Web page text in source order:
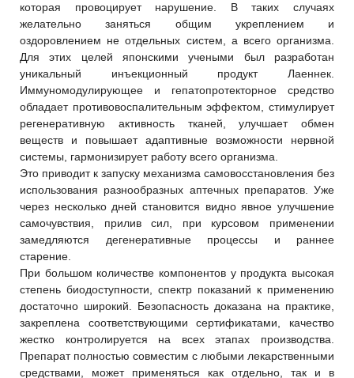
которая провоцирует нарушение. В таких случаях
желательно заняться общим укреплением и
оздоровлением не отдельных систем, а всего организма.
Для этих целей японскими учеными был разработан
уникальный инъекционный продукт Лаеннек.
Иммуномодулирующее и гепатопротекторное средство
обладает противовоспалительным эффектом, стимулирует
регенеративную активность тканей, улучшает обмен
веществ и повышает адаптивные возможности нервной
системы, гармонизирует работу всего организма.
Это приводит к запуску механизма самовосстановления без
использования разнообразных аптечных препаратов. Уже
через несколько дней становится видно явное улучшение
самочувствия, прилив сил, при курсовом применении
замедляются дегенеративные процессы и раннее
старение.
При большом количестве компонентов у продукта высокая
степень биодоступности, спектр показаний к применению
достаточно широкий. Безопасность доказана на практике,
закреплена соответствующими сертификатами, качество
жестко контролируется на всех этапах производства.
Препарат полностью совместим с любыми лекарственными
средствами, может применяться как отдельно, так и в